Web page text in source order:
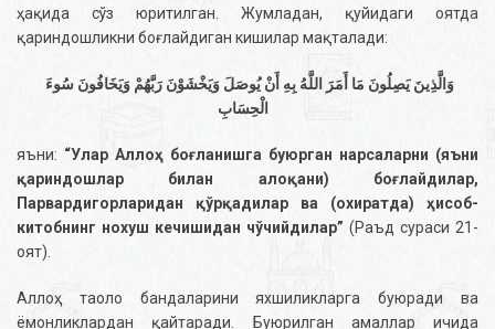
ҳақида сўз юритилган. Жумладан, қуйидаги оятда
қариндошликни боғлайдиган кишилар мақталади:
яъни: “Улар Аллоҳ боғланишга буюрган нарсаларни (яъни
қариндошлар билан алоқани) боғлайдилар,
Парвардигорларидан қўрқадилар ва (охиратда) ҳисоб-
китобнинг нохуш кечишидан чўчийдилар” (Раъд сураси 21-
оят).
Аллоҳ таоло бандаларини яхшиликларга буюради ва
ёмонликлардан қайтаради. Буюрилган амаллар ичида